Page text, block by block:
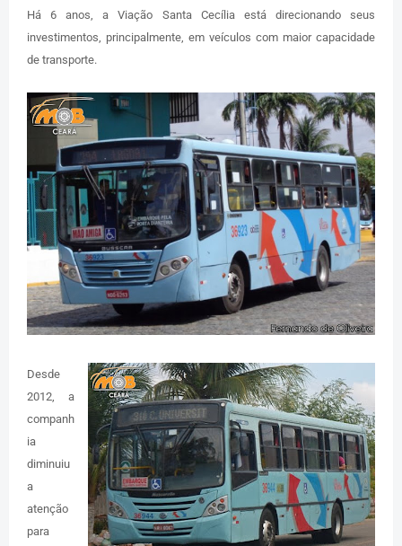
Há 6 anos, a Viação Santa Cecília está direcionando seus
investimentos, principalmente, em veículos com maior capacidade
de transporte.
Desde
2012, a
companh
ia
diminuiu
a
atenção
para